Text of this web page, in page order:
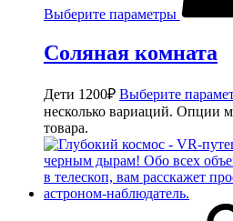
Выберите параметры
Соляная комната
Дети 1200₽ Выберите
несколько вариаций. Опции
товара.